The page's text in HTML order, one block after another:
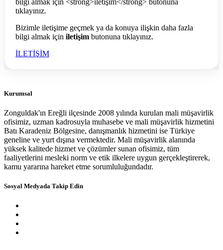
Bizimle iletişime geçmek ya da konuya ilişkin daha fazla
bilgi almak için iletişim butonuna tıklayınız.
İLETİŞİM
Kurumsal
Zonguldak'ın Ereğli ilçesinde 2008 yılında kurulan mali müşavirlik
ofisimiz, uzman kadrosuyla muhasebe ve mali müşavirlik hizmetini
Batı Karadeniz Bölgesine, danışmanlık hizmetini ise Türkiye
geneline ve yurt dışına vermektedir. Mali müşavirlik alanında
yüksek kalitede hizmet ve çözümler sunan ofisimiz, tüm
faaliyetlerini mesleki norm ve etik ilkelere uygun gerçekleştirerek,
kamu yararına hareket etme sorumluluğundadır.
Sosyal Medyada Takip Edin